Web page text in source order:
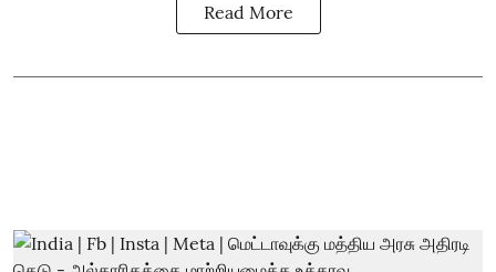
Read More